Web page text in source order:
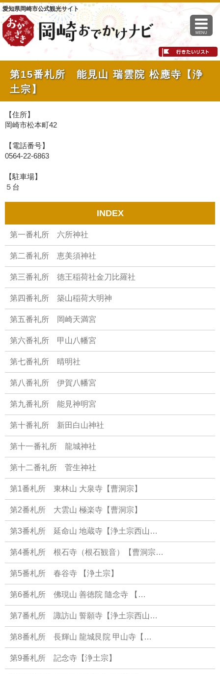
愛知県岡崎市公式観光サイト
MENU
第15番札所 能見山 瑞雲院 松應寺【浄
土宗】
【住所】
岡崎市松本町42
【電話番号】
0564-22-6863
【駐車場】
５台
INDEX
第一番札所 六所神社
第二番礼所 恵美須神社
第三番礼所 徳王稲荷社金刀比羅社
第四番礼所 築山稲荷大明神
第五番礼所 岡崎天満宮
第六番礼所 甲山八幡宮
第七番礼所 晴明社
第八番礼所 伊賀八幡宮
第九番礼所 能見神明宮
第十番礼所 新田白山神社
第十一番礼所 龍城神社
第十二番礼所 菅生神社
第1番札所 東林山 大泉寺【曹洞宗】
第2番札所 大雲山 極楽寺【曹洞宗】
第3番札所 延命山 地蔵寺【浄土宗西山…
第4番札所 根石寺（根石観音）【曹洞宗…
第5番札所 春谷寺 【浄土宗】
第6番札所 佛現山 善徳院 隨念寺 【…
第7番札所 諏訪山 誓願寺【浄土宗西山…
第8番札所 長輝山 龍城艮院 甲山寺【…
第9番札所 記念寺【浄土宗】